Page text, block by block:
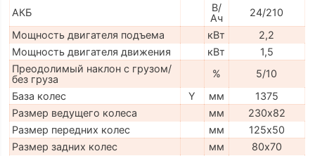
АКБ
В/
Ач
24/210
Мощность двигателя подъема
кВт
2,2
Мощность двигателя движения
кВт
1,5
Преодолимый наклон с грузом/
без груза
%
5/10
База колес
Y мм
1375
Размер ведущего колеса
мм
230х82
Размер передних колес
мм
125х50
Размер задних колес
мм
80х70